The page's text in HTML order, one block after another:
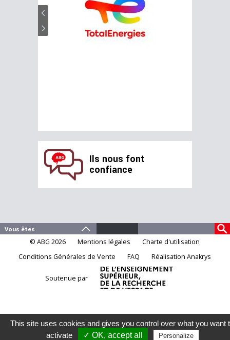
Ils nous font
confiance
© ABG 2026 Mentions légales
Charte d'utilisation
Conditions Générales de Vente
FAQ Réalisation Anakrys
Soutenue par
This site uses cookies and gives you control over what you want
activate
✓ OK, accept all Personalize